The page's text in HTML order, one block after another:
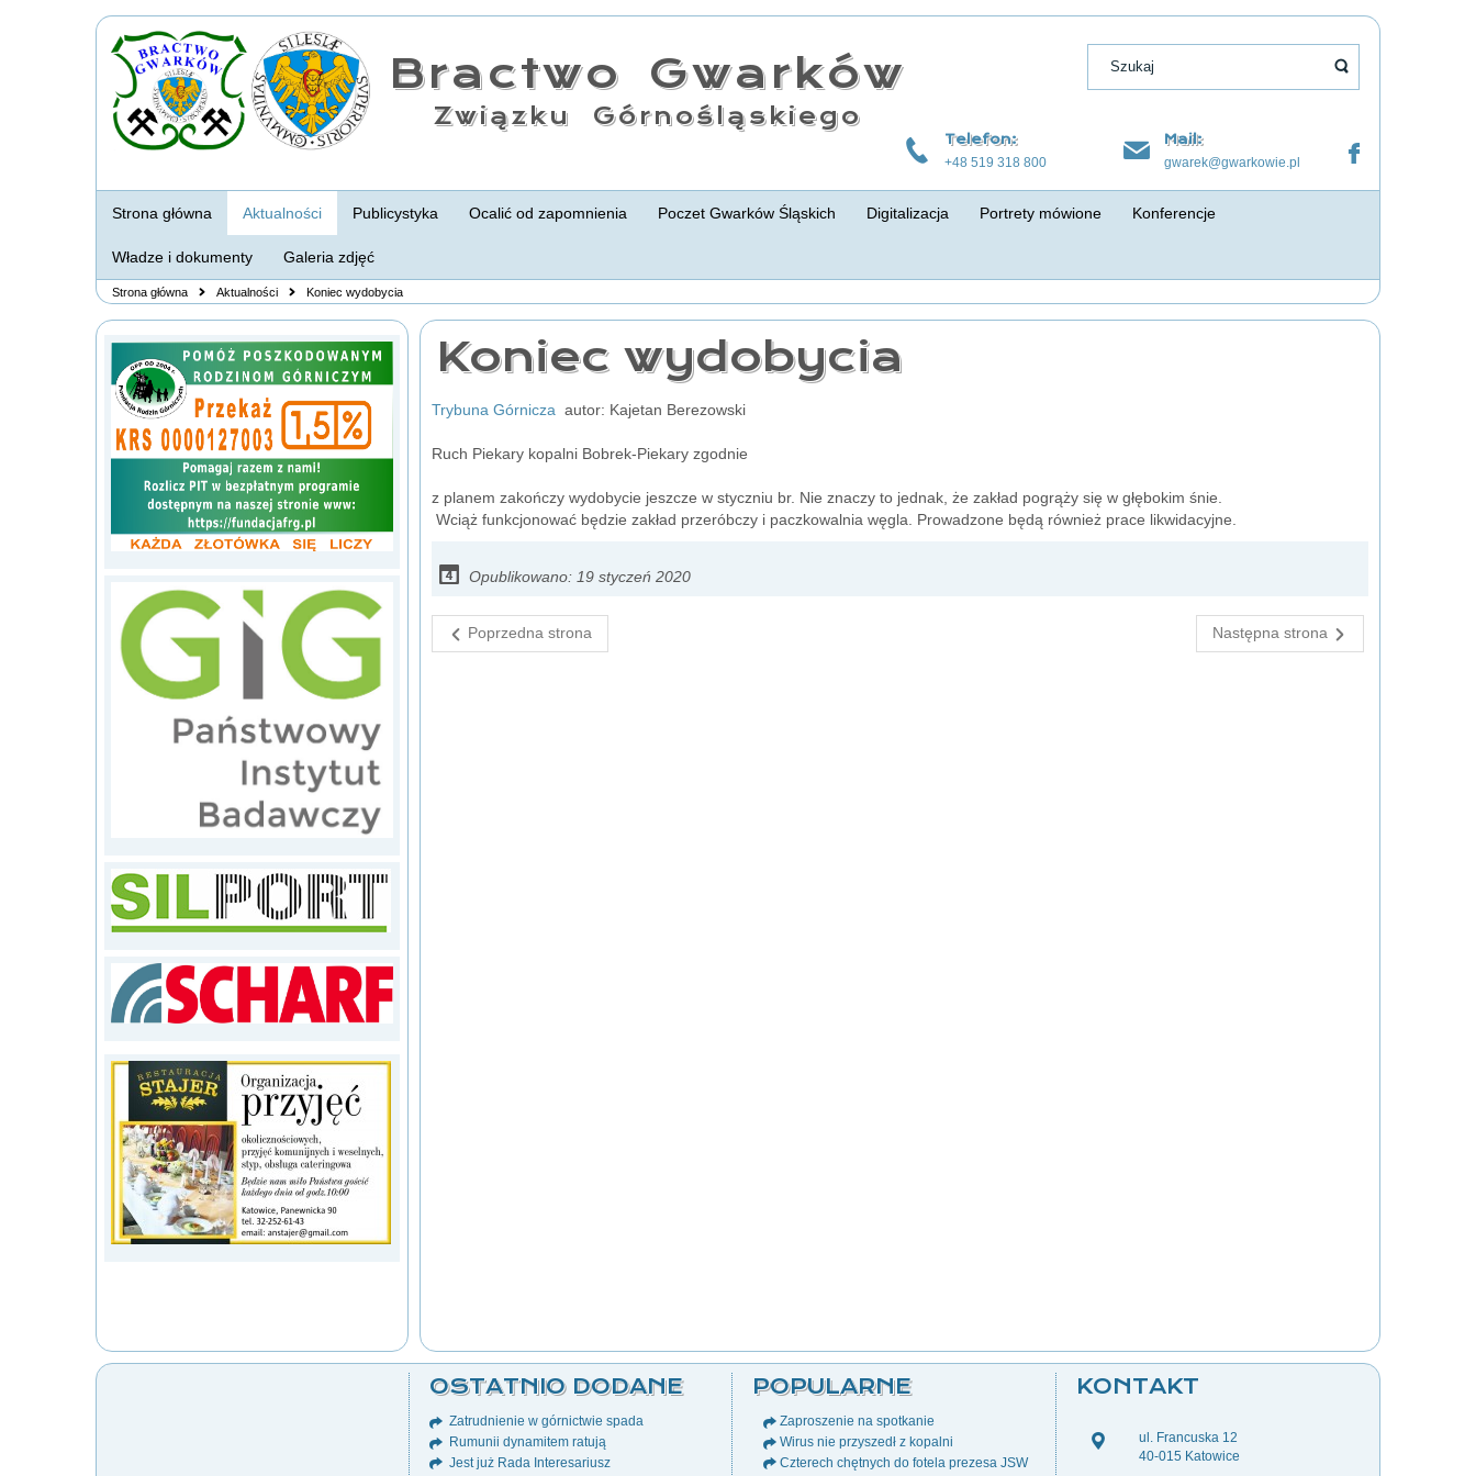
Bractwo Gwarków
Związku Górnośląskiego
Telefon:
+48 519 318 800
Mail:
gwarek@gwarkowie.pl
Strona główna Aktualności Publicystyka Ocalić od zapomnienia Poczet Gwarków Śląskich Digitalizacja Portrety mówione Konferencje
Władze i dokumenty Galeria zdjęć
Strona główna Aktualności Koniec wydobycia
Koniec wydobycia
Trybuna Górnicza autor: Kajetan Berezowski
Ruch Piekary kopalni Bobrek-Piekary zgodnie
z planem zakończy wydobycie jeszcze w styczniu br. Nie znaczy to jednak, że zakład pogrąży się w głębokim śnie.
Wciąż funkcjonować będzie zakład przeróbczy i paczkowalnia węgla. Prowadzone będą również prace likwidacyjne.
Opublikowano: 19 styczeń 2020
Poprzedna strona Następna strona
OSTATNIO DODANE
Zatrudnienie w górnictwie spada
Rumunii dynamitem ratują
Jest już Rada Interesariusz
POPULARNE
Zaproszenie na spotkanie
Wirus nie przyszedł z kopalni
Czterech chętnych do fotela prezesa JSW
KONTAKT
ul. Francuska 12
40-015 Katowice